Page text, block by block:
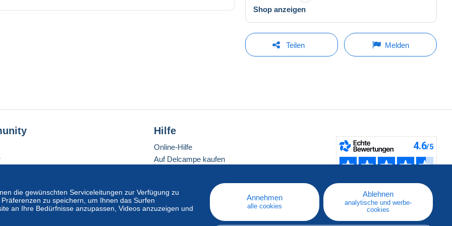
Shop anzeigen
Teilen Melden
die gewünschten Serviceleitungen zur Verfügung zu
zu speichern, um Ihnen das Surfen
an Ihre Bedürfnisse anzupassen, Videos anzuzeigen und
Annehmen
alle cookies
Ablehnen
analytische und werbe-
cookies
Hilfe
Online-Hilfe
Auf Delcampe kaufen
Eine sichere Website